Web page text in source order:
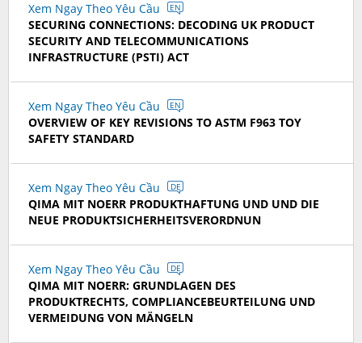
Xem Ngay Theo Yêu Cầu EN
SECURING CONNECTIONS: DECODING UK PRODUCT
SECURITY AND TELECOMMUNICATIONS
INFRASTRUCTURE (PSTI) ACT
Xem Ngay Theo Yêu Cầu EN
OVERVIEW OF KEY REVISIONS TO ASTM F963 TOY
SAFETY STANDARD
Xem Ngay Theo Yêu Cầu DE
QIMA MIT NOERR PRODUKTHAFTUNG UND UND DIE
NEUE PRODUKTSICHERHEITSVERORDNUN
Xem Ngay Theo Yêu Cầu DE
QIMA MIT NOERR: GRUNDLAGEN DES
PRODUKTRECHTS, COMPLIANCEBEURTEILUNG UND
VERMEIDUNG VON MÄNGELN